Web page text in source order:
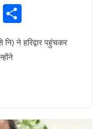
Li
n h
ar
ने हरिद्वार पहुंचकर